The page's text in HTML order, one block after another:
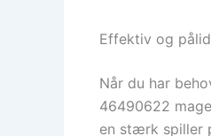
Effektiv og
Når du har
46490622
en stærk spiller